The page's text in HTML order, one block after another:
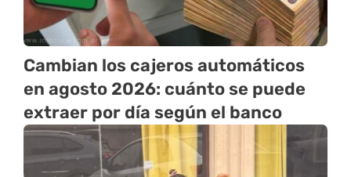
Cambian los cajeros automáticos
en agosto 2026: cuánto se puede
extraer por día según el banco